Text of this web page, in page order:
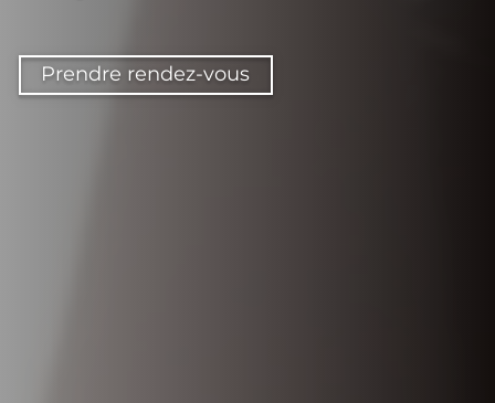
Prendre rendez-vous